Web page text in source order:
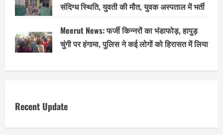
संदिग्ध स्थिति, युवती की मौत, युवक अस्पताल में भर्ती
Meerut News: फर्जी किन्नरों का भंडाफोड़, हापुड़
चुंगी पर हंगामा, पुलिस ने कई लोगों को हिरासत में लिया
Recent Update